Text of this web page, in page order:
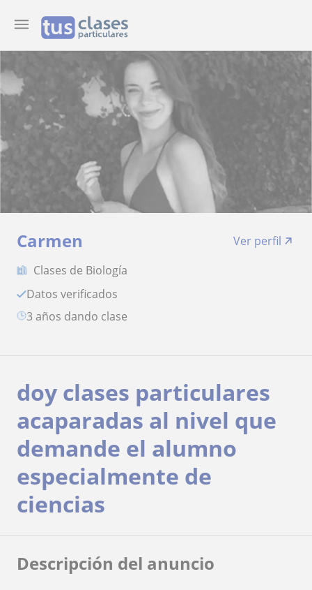
Carmen
Ver perfil
Clases de Biología
Datos verificados
3 años dando clase
doy clases particulares
acaparadas al nivel que
demande el alumno
especialmente de
ciencias
Descripción del anuncio